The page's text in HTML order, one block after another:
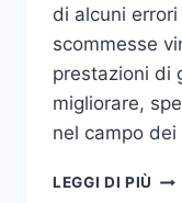
di alcuni
scommesse
prestazioni di
migliorare,
nel campo
LEGGI DI PIÙ GLI